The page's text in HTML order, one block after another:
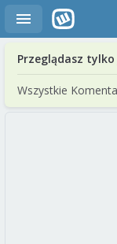
Przeglądasz
Wszystkie